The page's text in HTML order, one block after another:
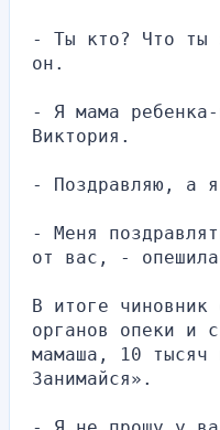
- Ты кто? Что ты
он.
- Я мама
Виктория.
- Поздравляю, а
- Меня
от вас, - опешила
В итоге чиновник
органов опеки и
мамаша, 10 тысяч
Занимайся».